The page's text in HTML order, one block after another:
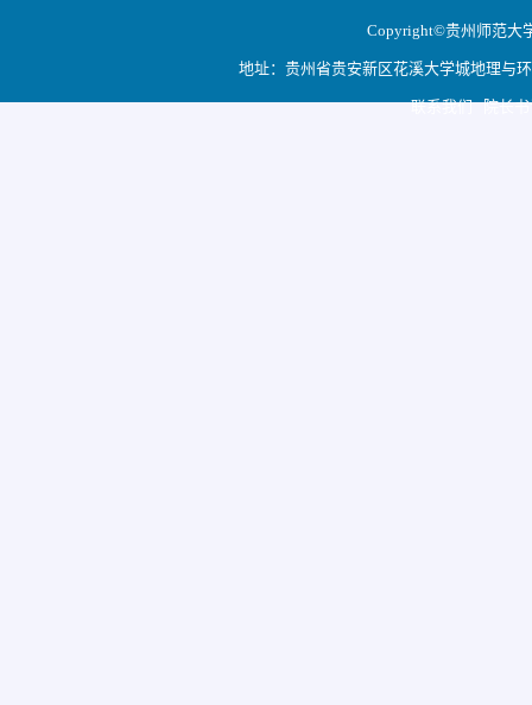
Copyright©贵州师范大
地址：贵州省贵安新区花溪大学城地理与
联系我们 院长书